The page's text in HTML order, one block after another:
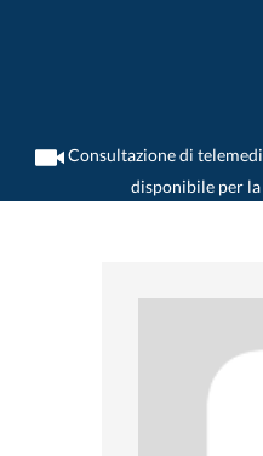
Consultazione di
disponibile per
>Oculista>Arlesheim>Dr.